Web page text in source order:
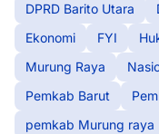
DPRD Barito Utara
Ekonomi
FYI
Murung Raya
Pemkab Barut
pemkab Murung raya